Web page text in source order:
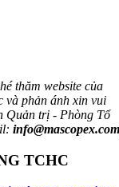
thăm website của
và phản ánh xin vui
Quản trị - Phòng Tổ
info@mascopex.com
TCHC